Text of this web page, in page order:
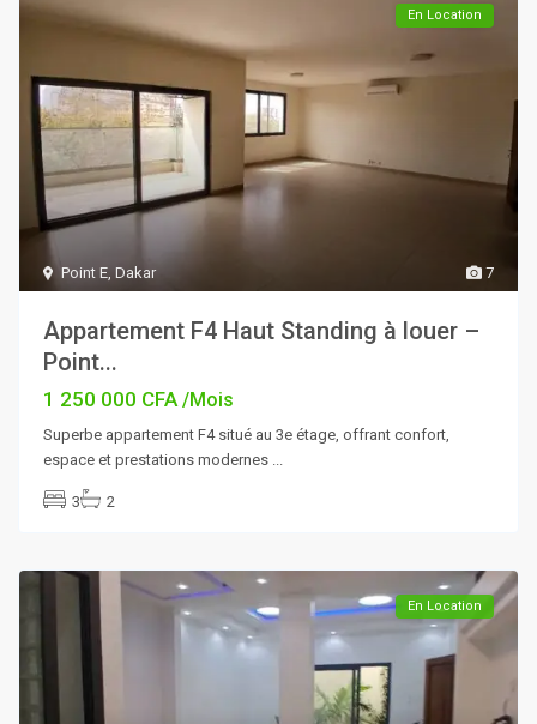
7
Point E ,Dakar
En Location
Appartement F4 Haut Standing à louer –
Point...
1 250 000 CFA/Mois
Superbe appartement F4 situé au 3e étage, offrant confort,
espace et prestations modernes
3 2
En Location